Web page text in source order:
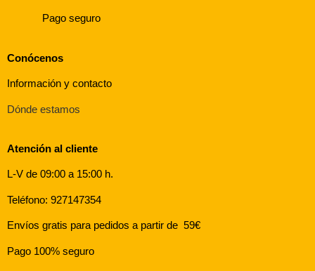
Pago seguro
Conócenos
Información y contacto
Dónde estamos
Atención al cliente
L-V de 09:00 a 15:00 h.
Teléfono: 927147354
Envíos gratis para pedidos a partir de 59€
Pago 100% seguro